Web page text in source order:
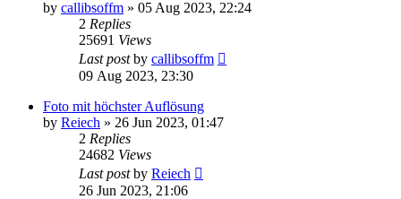
by callibsoffm » 05 Aug 2023, 22:24
2 Replies
25691 Views
Last postby callibsoffm
09 Aug 2023, 23:30
Foto mit höchster Auflösung
by Reiech » 26 Jun 2023, 01:47
2 Replies
24682 Views
Last postby Reiech
26 Jun 2023, 21:06